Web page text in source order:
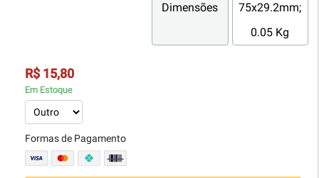
Dimensões
75x29.2mm;
0.05 Kg
R$ 15,80
Em Estoque
Formas de Pagamento